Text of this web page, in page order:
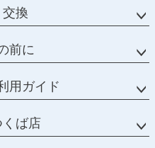
換
前に
用ガイド
ば店